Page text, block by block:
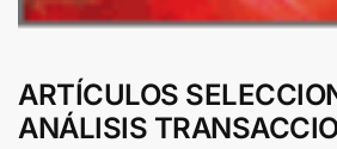
ARTÍCULOS
ANÁLISIS